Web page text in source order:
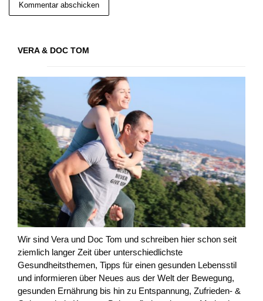
VERA & DOC TOM
Wir sind Vera und Doc Tom und schreiben hier schon seit
ziemlich langer Zeit über unterschiedlichste
Gesundheitsthemen, Tipps für einen gesunden Lebensstil
und informieren über Neues aus der Welt der Bewegung,
gesunden Ernährung bis hin zu Entspannung, Zufrieden- &